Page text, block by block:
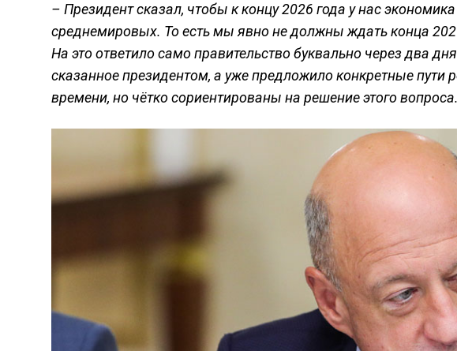
– Президент сказал, чтобы к концу 2026 года у нас
среднемировых. То есть мы явно не должны ждать конца
На это ответило само правительство буквально через два
сказанное президентом, а уже предложило конкретные
времени, но чётко сориентированы на решение этого вопроса.